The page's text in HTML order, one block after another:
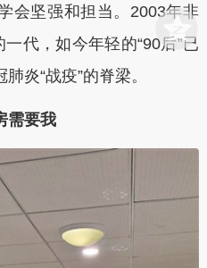
坚强和担当。2003年非
代，如今年轻的“90后”已
炎“战疫”的脊梁。
需要我